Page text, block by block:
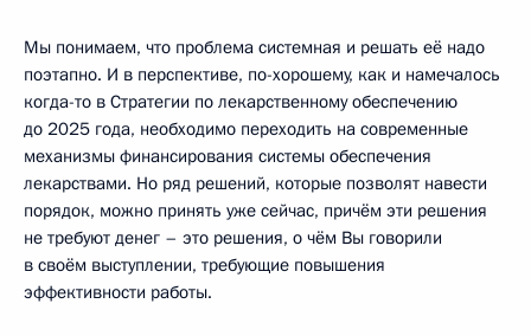
Мы понимаем, что проблема системная и решать её надо
поэтапно. И в перспективе, по-хорошему, как и намечалось
когда-то в Стратегии по лекарственному обеспечению
до 2025 года, необходимо переходить на современные
механизмы финансирования системы обеспечения
лекарствами. Но ряд решений, которые позволят навести
порядок, можно принять уже сейчас, причём эти решения
не требуют денег – это решения, о чём Вы говорили
в своём выступлении, требующие повышения
эффективности работы.